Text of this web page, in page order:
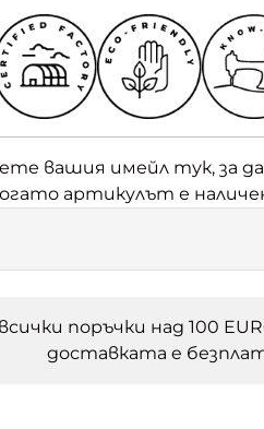
вашия имейл тук, за
артикулът е
поръчки над 100
доставката e